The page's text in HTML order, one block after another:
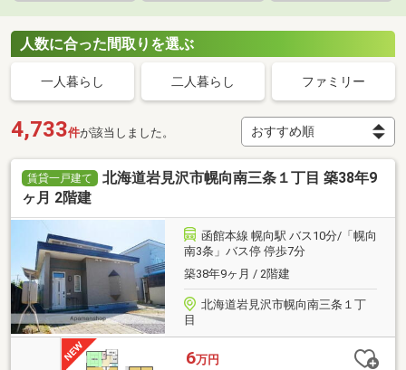
人数に合った間取りを選ぶ
一人暮らし 二人暮らし ファミリー
4,733件が該当しました。
賃貸一戸建て
北海道岩見沢市幌向南三条１丁目 築38年9
ヶ月 2階建
函館本線 幌向駅 バス10分/「幌向
南3条」バス停 停歩7分
築38年9ヶ月 / 2階建
北海道岩見沢市幌向南三条１丁
目
6万円